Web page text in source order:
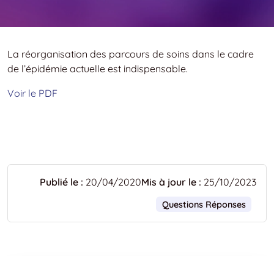
La réorganisation des parcours de soins dans le cadre
de l’épidémie actuelle est indispensable.
Voir le PDF
Publié le : 20/04/2020Mis à jour le : 25/10/2023
Questions Réponses